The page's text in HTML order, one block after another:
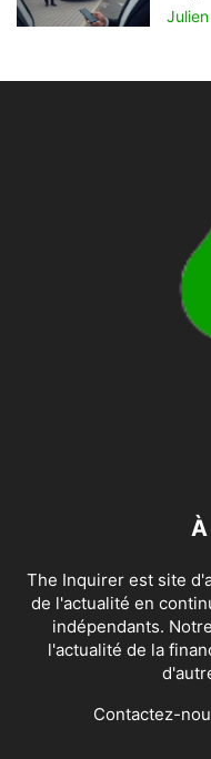
À
The Inquirer est site
de l'actualité en
indépendants.
l'actualité de la
Contactez-